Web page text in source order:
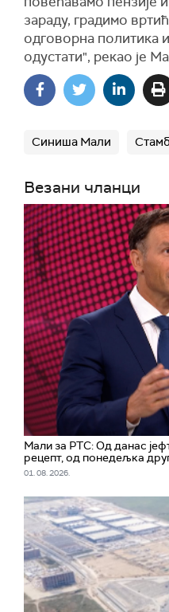
зараду, градимо
одговорна политика
одустати", рекао је
Синиша Мали
Везани чланци
Мали за РТС: Од данас
рецепт, од понедељка
01. 08. 2026.